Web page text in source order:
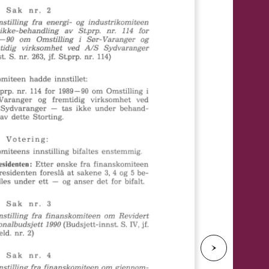
N
e
s
t
e
s
i
d
e